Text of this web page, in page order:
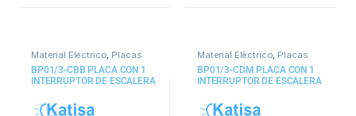
Material Eléctrico, Placas
BP01/3-CBB PLACA CON 1
INTERRUPTOR DE ESCALERA
BLANCO
Material Eléctrico, Placas
BP01/3-CDM PLACA CON 1
INTERRUPTOR DE ESCALERA
CAFÉ